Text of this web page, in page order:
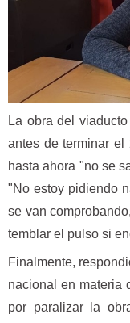
La obra del
antes de terminar el
hasta ahora "no se
"No estoy pidiendo
se van
temblar el pulso si
Finalmente,
nacional en materia
por paralizar la